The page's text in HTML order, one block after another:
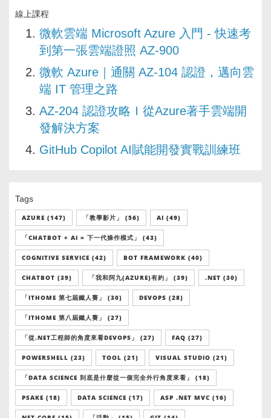
線上課程
微軟雲端 Microsoft Azure 入門 - 快速考
到第一張雲端證照 AZ-900
微軟 Azure｜通關 AZ-104 認證，邁向雲
端 IT 管理之路
AZ-204 認證攻略Ｉ從Azure著手雲端開
發解決方案
GitHub Copilot AI賦能開發實戰訓練班
Tags
AZURE (147) 「教學影片」 (56) AI (49)
「CHATBOT + AI = 下一代操作模式」 (43)
COGNITIVE SERVICE (42) BOT FRAMEWORK (40)
CHATBOT (39) 「我和阿九(AZURE)有約」 (39) .NET (30)
「ITHOME 第七屆鐵人賽」 (30) DEVOPS (28)
「ITHOME 第八屆鐵人賽」 (27)
「從.NET工程師的角度來看DEVOPS」 (27) FAQ (27)
POWERSHELL (23) TOOL (21) VISUAL STUDIO (21)
「DATA SCIENCE 到底是什麼從一個完全外行角度來看」 (18)
PSAKE (18) DATA SCIENCE (17) ASP .NET MVC (16)